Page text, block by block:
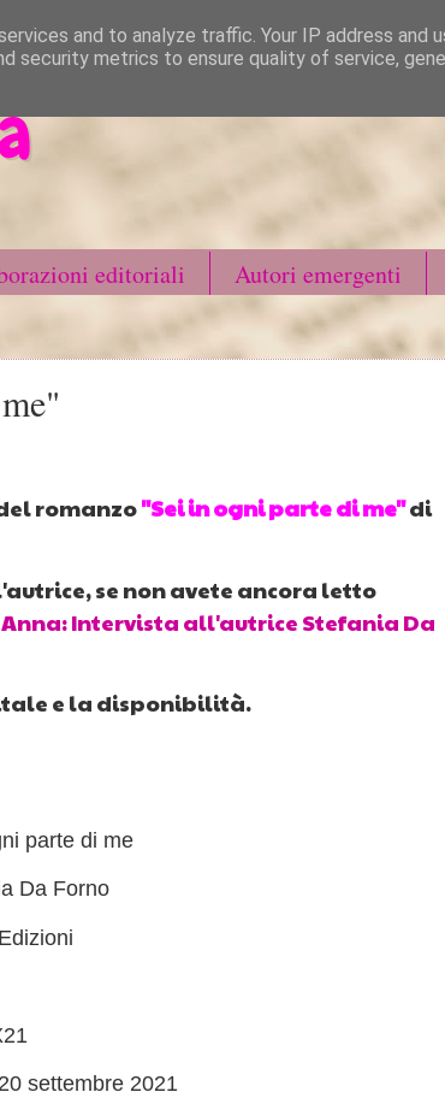
editoriali Autori emergenti
romanzo"Sei in ogni parte di me"di
se non avete ancora letto
Intervista all'autrice Stefania Da
e la disponibilità.
parte di me
Da Forno
settembre 2021
and to analyze traffic. Your IP address and
security metrics to ensure quality of service,